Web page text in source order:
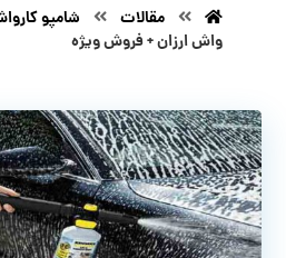
مقالات شامپو
واش ارزان + فروش ویژه